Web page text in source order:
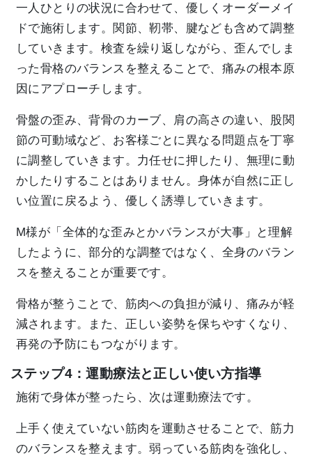
一人ひとりの状況に合わせて、優しくオーダーメイ
ドで施術します。関節、靭帯、腱なども含めて調整
していきます。検査を繰り返しながら、歪んでしま
った骨格のバランスを整えることで、痛みの根本原
因にアプローチします。
骨盤の歪み、背骨のカーブ、肩の高さの違い、股関
節の可動域など、お客様ごとに異なる問題点を丁寧
に調整していきます。力任せに押したり、無理に動
かしたりすることはありません。身体が自然に正し
い位置に戻るよう、優しく誘導していきます。
M様が「全体的な歪みとかバランスが大事」と理解
したように、部分的な調整ではなく、全身のバラン
スを整えることが重要です。
骨格が整うことで、筋肉への負担が減り、痛みが軽
減されます。また、正しい姿勢を保ちやすくなり、
再発の予防にもつながります。
ステップ4：運動療法と正しい使い方指導
施術で身体が整ったら、次は運動療法です。
上手く使えていない筋肉を運動させることで、筋力
のバランスを整えます。弱っている筋肉を強化し、